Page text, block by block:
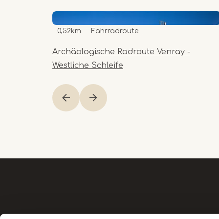
Archäologische Radroute Venray -
Westliche Schleife
0,52km Fahrradroute
1
of